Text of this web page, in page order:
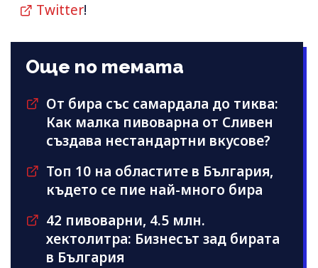
Twitter!
Още по темата
От бира със самардала до тиква:
Как малка пивоварна от Сливен
създава нестандартни вкусове?
Топ 10 на областите в България,
където се пие най-много бира
42 пивоварни, 4.5 млн.
хектолитра: Бизнесът зад бирата
в България